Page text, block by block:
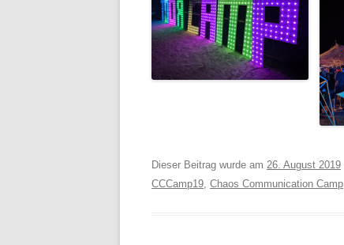
Dieser Beitrag wurde am 26. August 2019
CCCamp19 Chaos Communication Camp